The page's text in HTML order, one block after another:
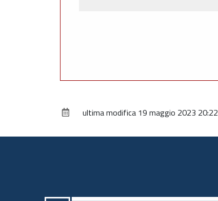
ultima modifica 19 maggio 2023 20:22